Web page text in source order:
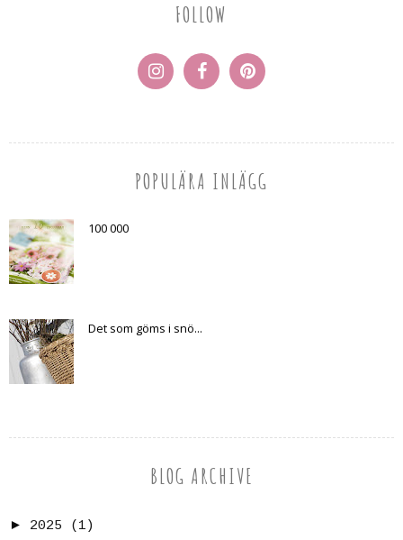
FOLLOW
POPULÄRA INLÄGG
100 000
Det som göms i snö...
BLOG ARCHIVE
► 2025
(1)